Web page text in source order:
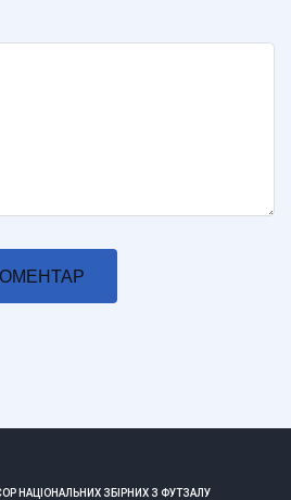
НАЦІОНАЛЬНИХ ЗБІРНИХ З ФУТЗАЛУ